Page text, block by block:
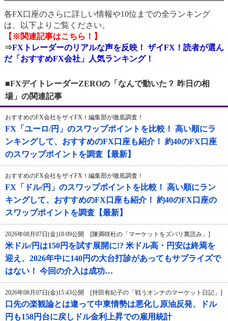
各FX口座のさらに詳しい情報や10位までの全ランキング
は、以下よりご覧ください。
【※関連記事はこちら！】
⇒FXトレーダーのリアルな声を反映！ ザイFX！読者が選ん
だ「おすすめFX会社」人気ランキング！
■FXデイトレーダーZEROの「なんで動いた？ 昨日の相
場」の関連記事
おすすめのFX会社をザイFX！編集部が徹底調査！
FX「ユーロ/円」のスワップポイントを比較！ 高い順にラ
ンキングして、おすすめのFX口座も紹介！ 約40のFX口座
のスワップポイントを調査【最新】
おすすめのFX会社をザイFX！編集部が徹底調査！
FX「ドル/円」のスワップポイントを比較！ 高い順にラン
キングして、おすすめのFX口座も紹介！ 約40のFX口座の
スワップポイントを調査【最新】
2026年08月07日(金)18:09公開 [陳満咲杜の「マーケットをズバリ裏読み」]
米ドル/円は150円を試す展開に!? 米ドル高・円安は終焉を
迎え、2026年中に140円の大台打診があってもサプライズで
はない！ 今回の介入は成功…
2026年08月07日(金)15:43公開 [持田有紀子の「戦うオンナのマーケット日記」]
口先の楽観論とは違って中東情勢は悪化し原油反発、ドル
円も158円台に戻しドル金利上昇での雇用統計